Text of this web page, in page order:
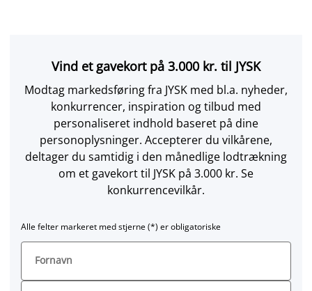
Vind et gavekort på 3.000 kr. til JYSK
Modtag markedsføring fra JYSK med bl.a. nyheder,
konkurrencer, inspiration og tilbud med
personaliseret indhold baseret på dine
personoplysninger. Accepterer du vilkårene,
deltager du samtidig i den månedlige lodtrækning
om et gavekort til JYSK på 3.000 kr. Se
konkurrencevilkår.
Alle felter markeret med stjerne (*) er obligatoriske
Fornavn